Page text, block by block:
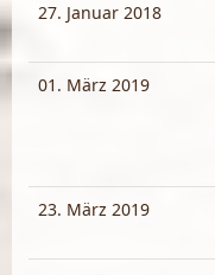
27. Januar 2018
01. März 2019
23. März 2019